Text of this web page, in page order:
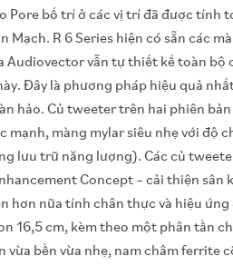
Pore bố trí ở các vị trí đã được tính
Mạch. R 6 Series hiện có sẵn các
Audiovector vẫn tự thiết kế toàn
Đây là phương pháp hiệu quả
hảo. Củ tweeter trên hai phiên
mạnh, màng mylar siêu nhẹ với độ
lưu trữ năng lượng). Các củ
Concept – cải thiện
hơn nữa tính chân thực và hiệu
16,5 cm, kèm theo một phân tần
vừa bền vừa nhẹ, nam châm ferrite